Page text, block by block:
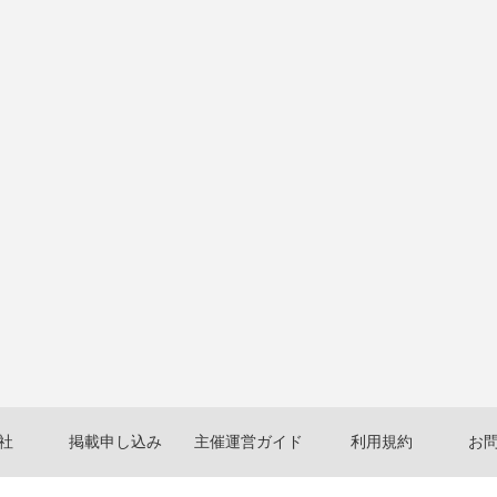
掲載申し込み 主催運営ガイド 利用規約 お